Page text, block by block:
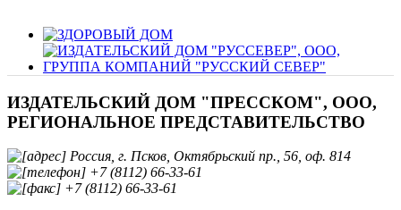
ИЗДАТЕЛЬСКИЙ ДОМ "ПРЕССКОМ", ООО,
РЕГИОНАЛЬНОЕ ПРЕДСТАВИТЕЛЬСТВО
Россия, г. Псков, Октябрьский пр., 56, оф. 814
+7 (8112) 66-33-61
+7 (8112) 66-33-61